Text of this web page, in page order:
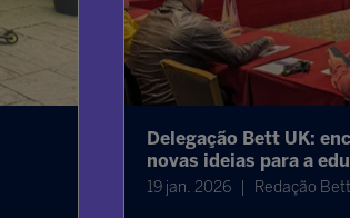
Delegação Bett UK:
novas ideias para a
19 jan. 2026 Redação